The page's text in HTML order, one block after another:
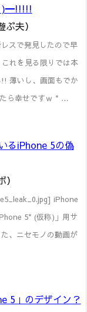
)━!!!!!
ぶ夫）
スで発見したので早
れを見る限りでは本
薄いし、画面もでか
ら幸せですｗ * …
るiPhone 5の偽
iPhone
5* (仮称)」用サ
、ニセモノの動画が
5」のデザイン？